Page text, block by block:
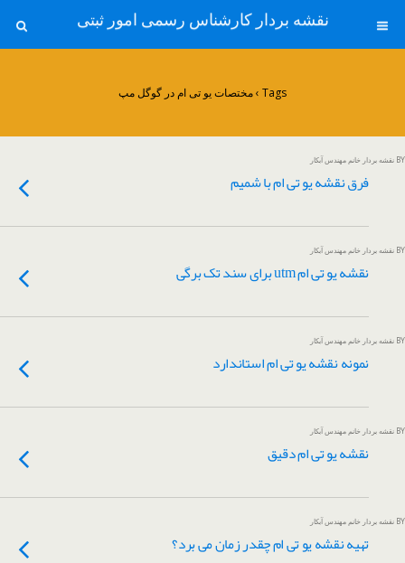
نقشه بردار کارشناس رسمی امور ثبتی
Tags › مختصات یو تی ام در گوگل مپ
BY نقشه بردار خانم مهندس آبکار
فرق نقشه یو تی ام با شمیم
BY نقشه بردار خانم مهندس آبکار
نقشه یو تی ام utm برای سند تک برگی
BY نقشه بردار خانم مهندس آبکار
نمونه نقشه یو تی ام استاندارد
BY نقشه بردار خانم مهندس آبکار
نقشه یو تی ام دقیق
BY نقشه بردار خانم مهندس آبکار
تهیه نقشه یو تی ام چقدر زمان می برد؟